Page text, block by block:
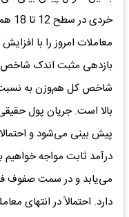
معاملات امروز را با
بازدهی مثبت اندک
شاخص کل هم‌وزن به نسبت
بالا است. جریان پول
پیش بینی می‌شود و
درآمد ثابت مواجه
می‌یابد و در سمت صفوف
دارد. احتمالاً در انتهای